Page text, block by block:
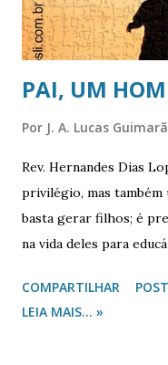
ofertas recebidas
juntame...
PAI, UM
Por J. A. Lucas
Rev. Hernandes Dias
privilégio, mas também
basta gerar filhos; é
na vida deles para
do sucesso na carreira
no recôndito do lar.
COMPARTILHAR
LEIA MAIS... »